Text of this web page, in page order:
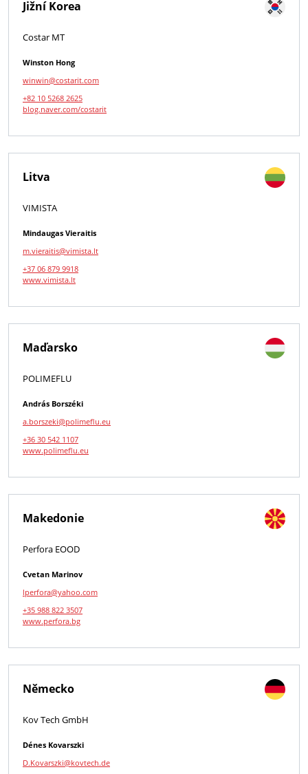
Jižní Korea
Costar MT
Winston Hong
winwin@costarit.com
+82 10 5268 2625
blog.naver.com/costarit
Litva
VIMISTA
Mindaugas Vieraitis
m.vieraitis@vimista.lt
+37 06 879 9918
www.vimista.lt
Maďarsko
POLIMEFLU
András Borszéki
a.borszeki@polimeflu.eu
+36 30 542 1107
www.polimeflu.eu
Makedonie
Perfora EOOD
Cvetan Marinov
lperfora@yahoo.com
+35 988 822 3507
www.perfora.bg
Německo
Kov Tech GmbH
Dénes Kovarszki
D.Kovarszki@kovtech.de